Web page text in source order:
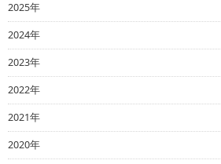
2025年
2024年
2023年
2022年
2021年
2020年